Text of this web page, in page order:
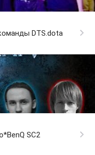
DTS.dota
SC2